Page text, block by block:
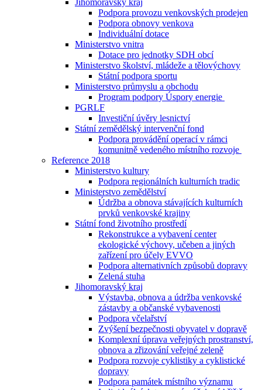
Jihomoravský kraj
Podpora provozu venkovských prodejen
Podpora obnovy venkova
Individuální dotace
Ministerstvo vnitra
Dotace pro jednotky SDH obcí
Ministerstvo školství, mládeže a tělovýchovy
Státní podpora sportu
Ministerstvo průmyslu a obchodu
Program podpory Úspory energie
PGRLF
Investiční úvěry lesnictví
Státní zemědělský intervenční fond
Podpora provádění operací v rámci
komunitně vedeného místního rozvoje
Reference 2018
Ministerstvo kultury
Podpora regionálních kulturních tradic
Ministerstvo zemědělství
Údržba a obnova stávajících kulturních
prvků venkovské krajiny
Státní fond životního prostředí
Rekonstrukce a vybavení center
ekologické výchovy, učeben a jiných
zařízení pro účely EVVO
Podpora alternativních způsobů dopravy
Zelená stuha
Jihomoravský kraj
Výstavba, obnova a údržba venkovské
zástavby a občanské vybavenosti
Podpora včelařství
Zvýšení bezpečnosti obyvatel v dopravě
Komplexní úprava veřejných prostranství,
obnova a zřizování veřejné zeleně
Podpora rozvoje cyklistiky a cyklistické
dopravy
Podpora památek místního významu